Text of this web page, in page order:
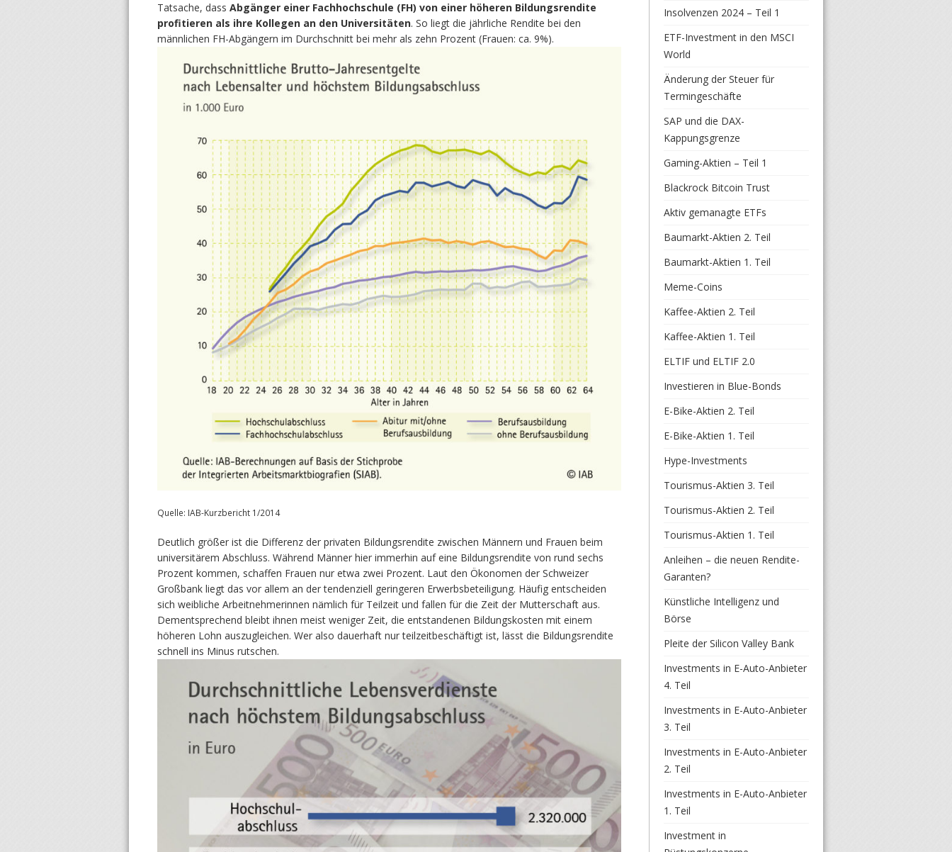
Insolvenzen 2024 – Teil 1
ETF-Investment in den MSCI
World
Änderung der Steuer für
Termingeschäfte
SAP und die DAX-
Kappungsgrenze
Gaming-Aktien – Teil 1
Blackrock Bitcoin Trust
Aktiv gemanagte ETFs
Baumarkt-Aktien 2. Teil
Baumarkt-Aktien 1. Teil
Meme-Coins
Kaffee-Aktien 2. Teil
Kaffee-Aktien 1. Teil
ELTIF und ELTIF 2.0
Investieren in Blue-Bonds
E-Bike-Aktien 2. Teil
E-Bike-Aktien 1. Teil
Hype-Investments
Tourismus-Aktien 3. Teil
Tourismus-Aktien 2. Teil
Tourismus-Aktien 1. Teil
Anleihen – die neuen Rendite-
Garanten?
Künstliche Intelligenz und
Börse
Pleite der Silicon Valley Bank
Investments in E-Auto-Anbieter
4. Teil
Investments in E-Auto-Anbieter
3. Teil
Investments in E-Auto-Anbieter
2. Teil
Investments in E-Auto-Anbieter
1. Teil
Investment in
Tatsache, dass Abgänger einer Fachhochschule (FH) von einer höheren Bildungsrendite
profitieren als ihre Kollegen an den Universitäten. So liegt die jährliche Rendite bei den
männlichen FH-Abgängern im Durchschnitt bei mehr als zehn Prozent (Frauen: ca. 9%).
Quelle: IAB-Kurzbericht 1/2014
Deutlich größer ist die Differenz der privaten Bildungsrendite zwischen Männern und Frauen beim
universitärem Abschluss. Während Männer hier immerhin auf eine Bildungsrendite von rund sechs
Prozent kommen, schaffen Frauen nur etwa zwei Prozent. Laut den Ökonomen der Schweizer
Großbank liegt das vor allem an der tendenziell geringeren Erwerbsbeteiligung. Häufig entscheiden
sich weibliche Arbeitnehmerinnen nämlich für Teilzeit und fallen für die Zeit der Mutterschaft aus.
Dementsprechend bleibt ihnen meist weniger Zeit, die entstandenen Bildungskosten mit einem
höheren Lohn auszugleichen. Wer also dauerhaft nur teilzeitbeschäftigt ist, lässt die Bildungsrendite
schnell ins Minus rutschen.